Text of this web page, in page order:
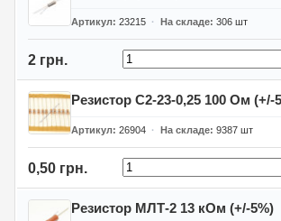
Артикул 23215 На складе 306 шт
2 грн.
Резистор С2-23-0,25 100 Ом (+/-
Артикул 26904 На складе 9387 шт
0,50 грн.
Резистор МЛТ-2 13 кОм (+/-5%)